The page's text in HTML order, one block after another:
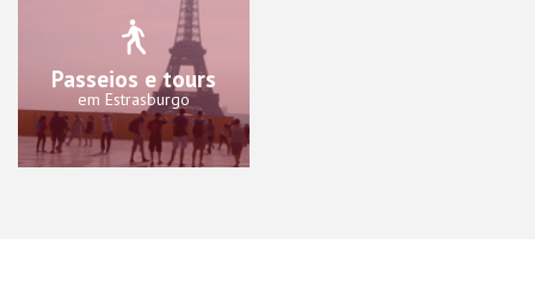
Passeios e tours
em Estrasburgo